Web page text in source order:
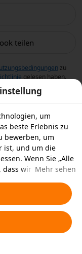
teilen
zu
gelesen haben.
um
beste Erlebnis zu
bewerben, um
ist, und um die
Wenn Sie „Alle
dass wir und die
Ihrem Gerät
„Alle ablehnen“
auswählen, welche
möchten,
klicken.
Mehr sehen